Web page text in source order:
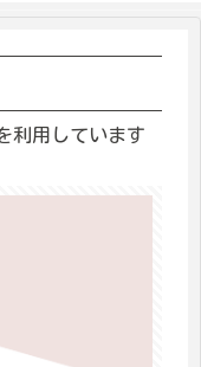
利用しています